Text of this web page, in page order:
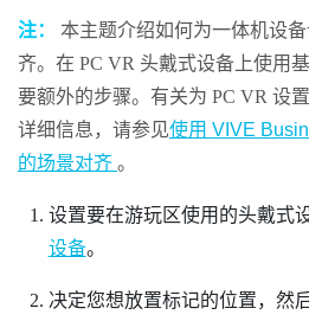
注： 本主题介绍如何为一体机设
齐。在 PC VR 头戴式设备上使用
要额外的步骤。有关为 PC VR 设置
详细信息，请参见使用 VIVE
的场景对齐 。
设置要在游玩区使用的头戴式
设备。
决定您想放置标记的位置，然